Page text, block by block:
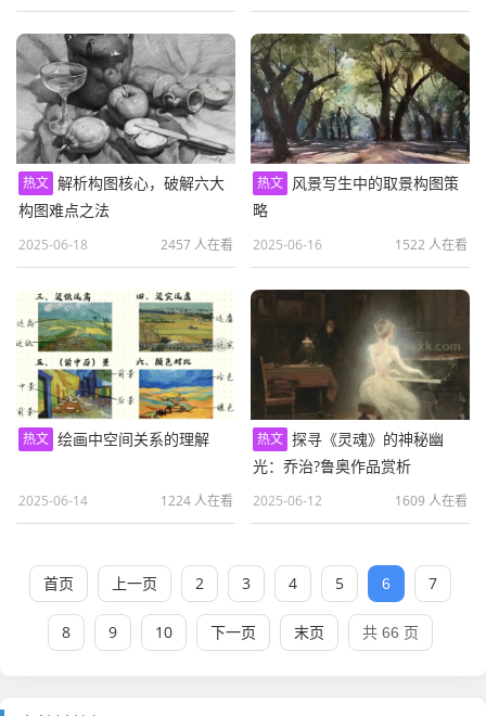
热文 解析构图核心，破解六大
构图难点之法
2025-06-18 2457 人在看
热文 风景写生中的取景构图策
略
2025-06-16 1522 人在看
热文 绘画中空间关系的理解
2025-06-14 1224 人在看
热文 探寻《灵魂》的神秘幽
光：乔治?鲁奥作品赏析
2025-06-12 1609 人在看
首页 上一页 2 3 4 5 6 7
8 9 10 下一页 末页 共 66 页